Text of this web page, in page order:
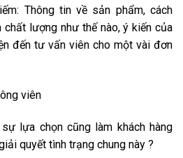
Thông tin về sản phẩm, cách
lượng như thế nào, ý kiến của
đến tư vấn viên cho một vài đơn
lựa chọn cũng làm khách hàng
quyết tình trạng chung này ?